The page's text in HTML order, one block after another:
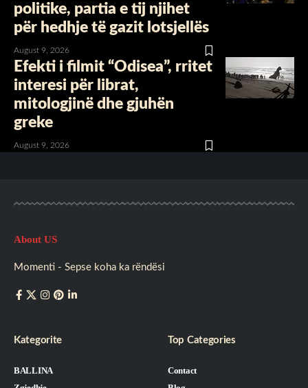
politike, partia e tij njihet
për hedhje të gazit lotsjellës
August 9, 2026
Efekti i filmit “Odisea”, rritet
interesi për librat,
mitologjinë dhe gjuhën
greke
August 9, 2026
About US
Momenti - Sepse koha ka rëndësi
Kategorite
BALLINA
Top Categories
Contact